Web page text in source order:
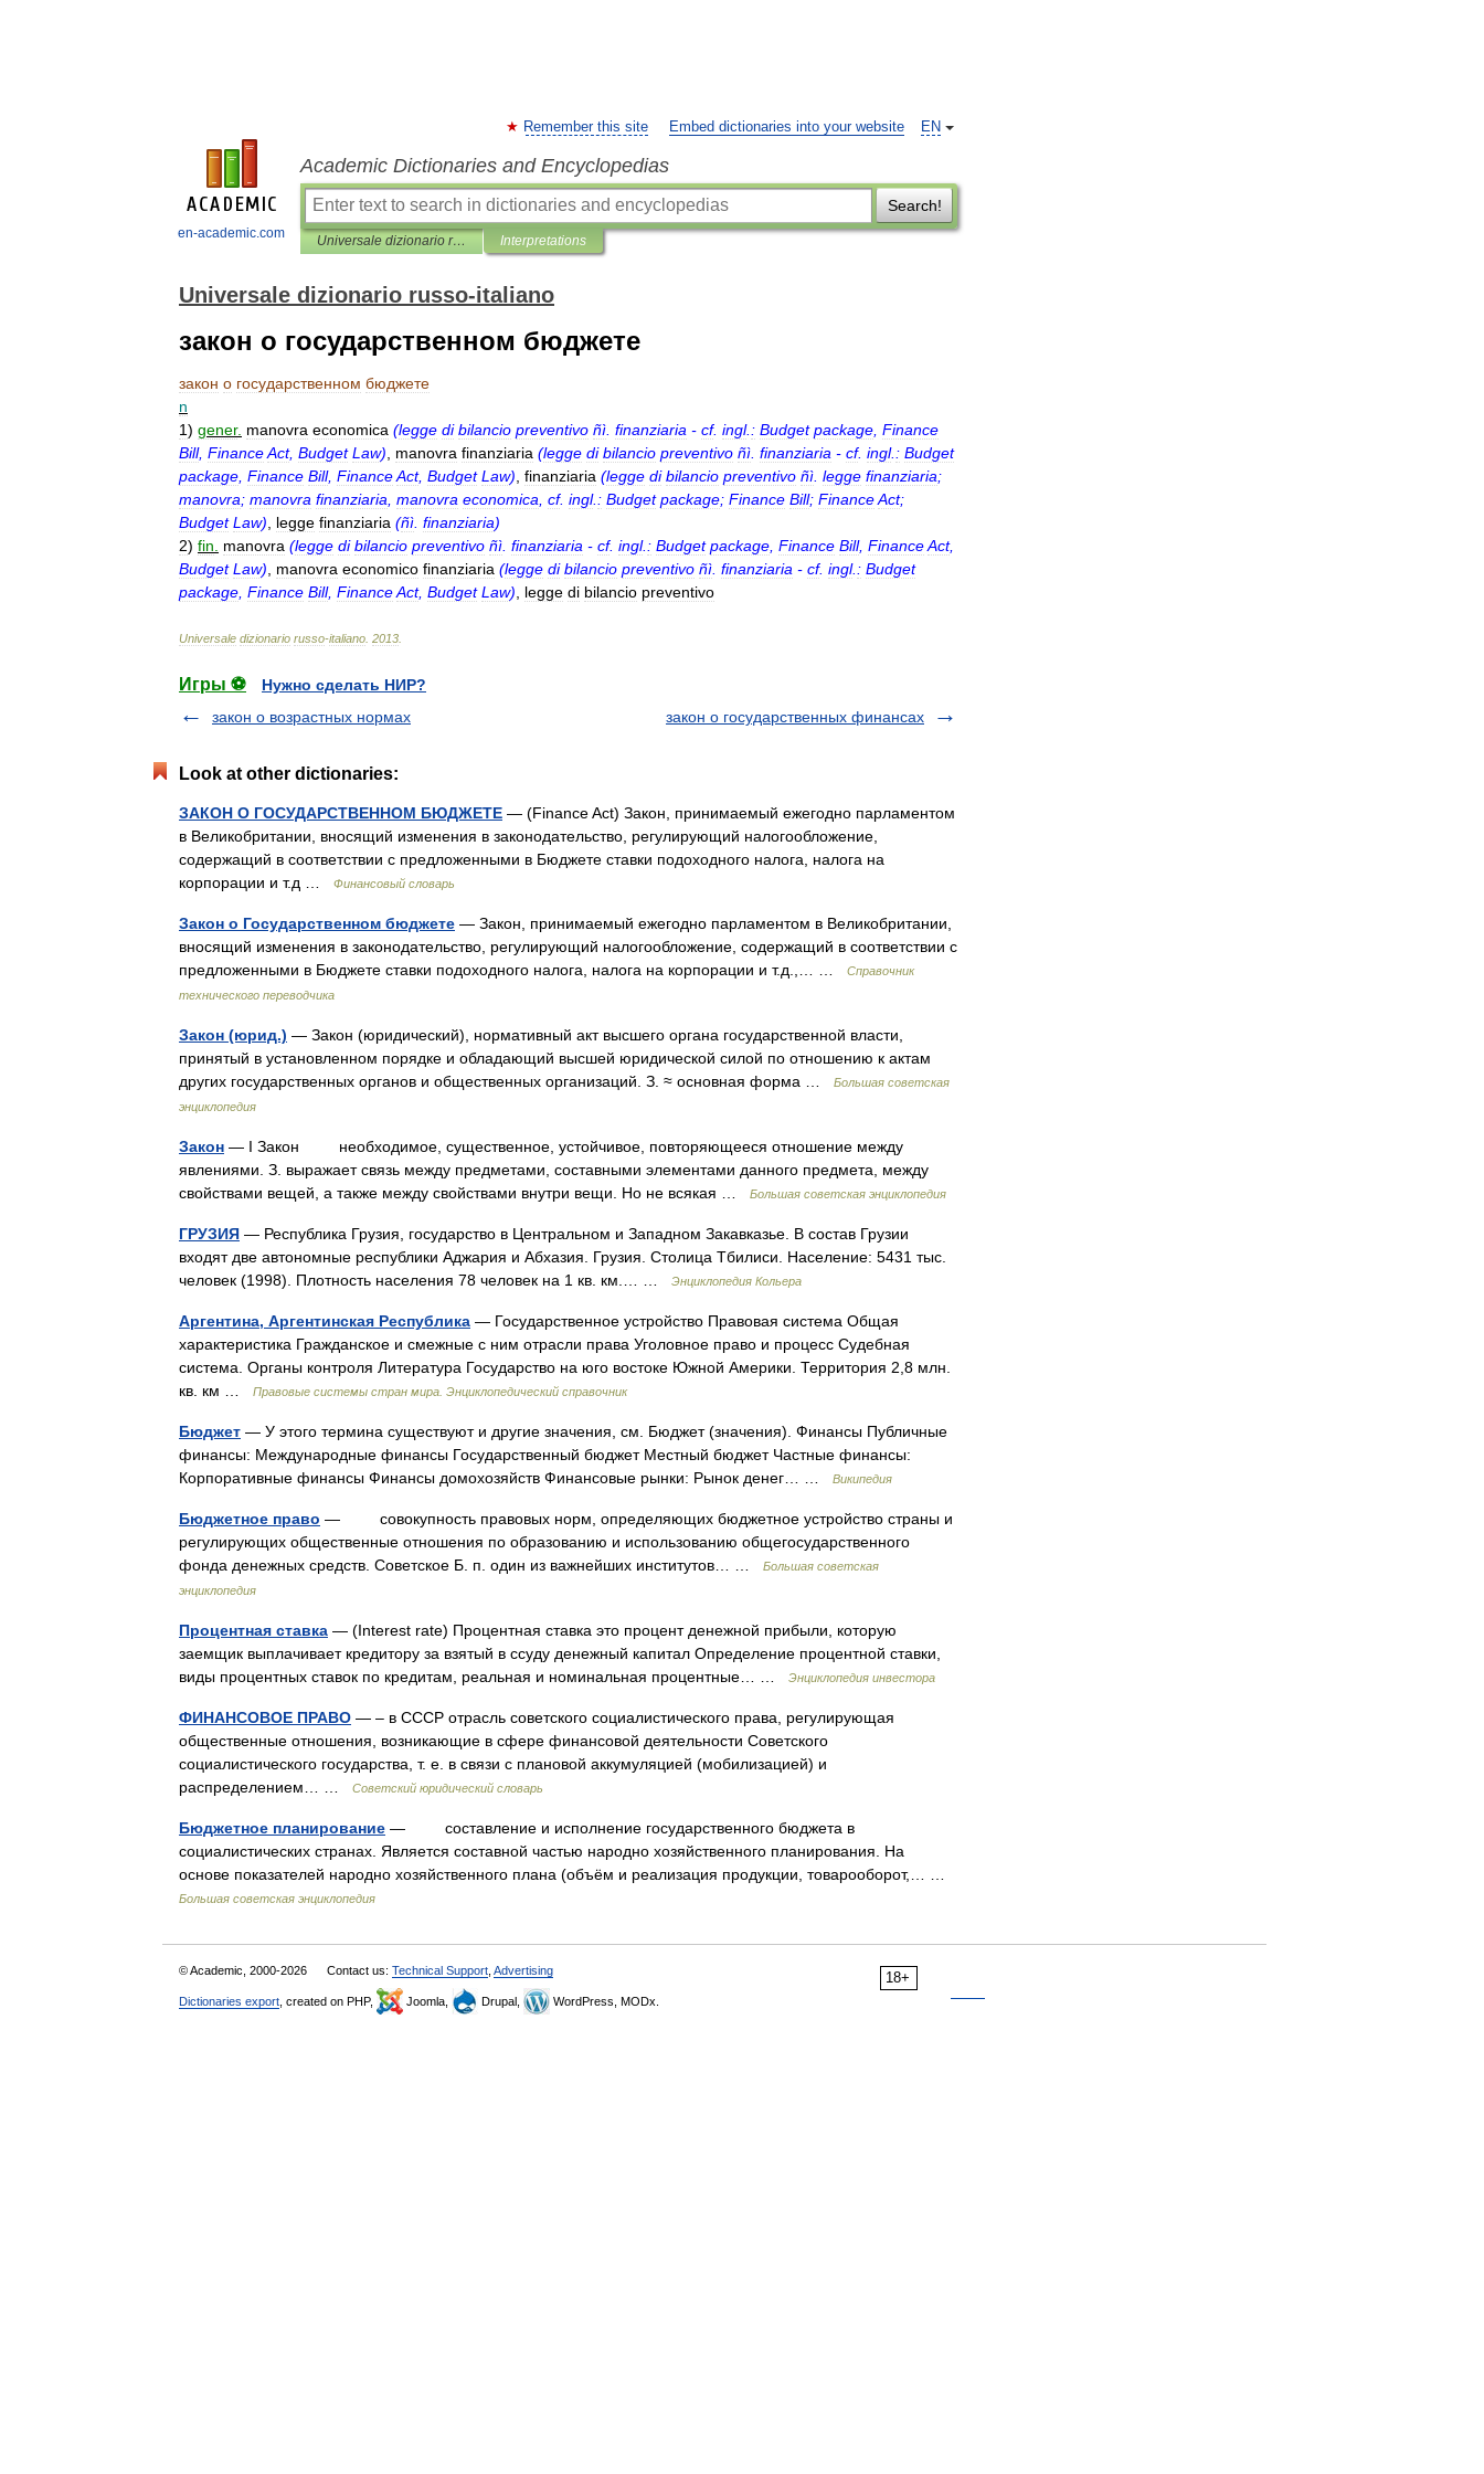
en-academic.com
EN
Remember this site Embed dictionaries into your website
Academic Dictionaries and Encyclopedias
Search!
Universale dizionario russo-italiano Interpretations
Universale dizionario russo-italiano
закон о государственном бюджете
закон о государственном бюджете
n
1) gener. manovra economica (legge di bilancio preventivo ñì finanziaria - cf. ingl. : Budget package Finance
Bill, FinanceAct, Budget Law) manovra finanziaria (legge di bilancio preventivo ñì finanziaria - cf. ingl. : Budget
package Finance Bill, FinanceAct, Budget Law) finanziaria (legge di bilancio preventivo ñì legge finanziaria;
manovra; manovra finanziaria manovra economica cf. ingl. : Budget package; Finance Bill; FinanceAct;
Budget Law) legge finanziaria (ñì finanziaria)
2) fin manovra (legge di bilancio preventivo ñì finanziaria - cf. ingl. : Budget package Finance Bill, FinanceAct,
Budget Law) manovra economico finanziaria (legge di bilancio preventivo ñì finanziaria - cf. ingl. : Budget
package Finance Bill, FinanceAct, Budget Law) legge di bilancio preventivo
Universale dizionario russo-italiano 2013
Игры ⚽
Нужно сделать НИР?
закон о возрастных нормах
закон о государственных финансах
Look at other dictionaries:
ЗАКОН О ГОСУДАРСТВЕННОМ БЮДЖЕТЕ — (Finance Act) Закон, принимаемый ежегодно парламентом
в Великобритании, вносящий изменения в законодательство, регулирующий налогообложение,
содержащий в соответствии с предложенными в Бюджете ставки подоходного налога, налога на
корпорации и т.д …
Финансовый словарь
Закон о Государственном бюджете — Закон, принимаемый ежегодно парламентом в Великобритании,
вносящий изменения в законодательство, регулирующий налогообложение, содержащий в соответствии с
предложенными в Бюджете ставки подоходного налога, налога на корпорации и т.д.,… …
Справочник
технического переводчика
Закон (юрид.) — Закон (юридический), нормативный акт высшего органа государственной власти,
принятый в установленном порядке и обладающий высшей юридической силой по отношению к актам
других государственных органов и общественных организаций. З. ≈ основная форма …
Большая советская
энциклопедия
Закон — I Закон необходимое, существенное, устойчивое, повторяющееся отношение между
явлениями. З. выражает связь между предметами, составными элементами данного предмета, между
свойствами вещей, а также между свойствами внутри вещи. Но не всякая …
Большая советская энциклопедия
ГРУЗИЯ — Республика Грузия, государство в Центральном и Западном Закавказье. В состав Грузии
входят две автономные республики Аджария и Абхазия. Грузия. Столица Тбилиси. Население: 5431 тыс.
человек (1998). Плотность населения 78 человек на 1 кв. км.… …
Энциклопедия Кольера
Аргентина, Аргентинская Республика — Государственное устройство Правовая система Общая
характеристика Гражданское и смежные с ним отрасли права Уголовное право и процесс Судебная
система. Органы контроля Литература Государство на юго востоке Южной Америки. Территория 2,8 млн.
кв. км …
Правовые системы стран мира. Энциклопедический справочник
Бюджет — У этого термина существуют и другие значения, см. Бюджет (значения). Финансы Публичные
финансы: Международные финансы Государственный бюджет Местный бюджет Частные финансы:
Корпоративные финансы Финансы домохозяйств Финансовые рынки: Рынок денег… …
Википедия
Бюджетное право — совокупность правовых норм, определяющих бюджетное устройство страны и
регулирующих общественные отношения по образованию и использованию общегосударственного
фонда денежных средств. Советское Б. п. один из важнейших институтов… …
Большая советская
энциклопедия
Процентная ставка — (Interest rate) Процентная ставка это процент денежной прибыли, которую
заемщик выплачивает кредитору за взятый в ссуду денежный капитал Определение процентной ставки,
виды процентных ставок по кредитам, реальная и номинальная процентные… …
Энциклопедия инвестора
ФИНАНСОВОЕ ПРАВО — – в СССР отрасль советского социалистического права, регулирующая
общественные отношения, возникающие в сфере финансовой деятельности Советского
социалистического государства, т. е. в связи с плановой аккумуляцией (мобилизацией) и
распределением… …
Советский юридический словарь
Бюджетное планирование — составление и исполнение государственного бюджета в
социалистических странах. Является составной частью народно хозяйственного планирования. На
основе показателей народно хозяйственного плана (объём и реализация продукции, товарооборот,… …
Большая советская энциклопедия
18+
© Academic, 2000-2026 Contact us: Technical Support Advertising
Dictionaries export , created on PHP, Joomla, Drupal, WordPress, MODx.